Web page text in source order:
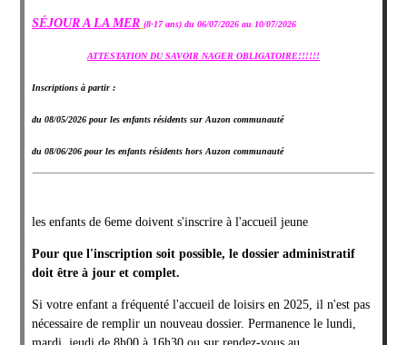
SÉJOUR A LA MER (8-17 ans)du 06/07/2026 au 10/07/2026
ATTESTATION DU SAVOIR NAGER OBLIGATOIRE!!!!!!
Inscriptions à partir :
du 08/05/2026 pour les enfants résidents sur Auzon communauté
du 08/06/206 pour les enfants résidents hors Auzon communauté
les enfants de 6eme doivent s'inscrire à l'accueil jeune
Pour que l'inscription soit possible, le dossier administratif
doit être à jour et complet.
Si votre enfant a fréquenté l'accueil de loisirs en 2025, il n'est pas
nécessaire de remplir un nouveau dossier. Permanence le lundi,